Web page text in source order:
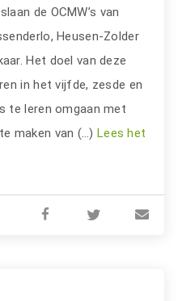
de OCMW’s van
Heusen-Zolder
Het doel van deze
in het vijfde, zesde en
te leren omgaan met
maken van (…) Lees het